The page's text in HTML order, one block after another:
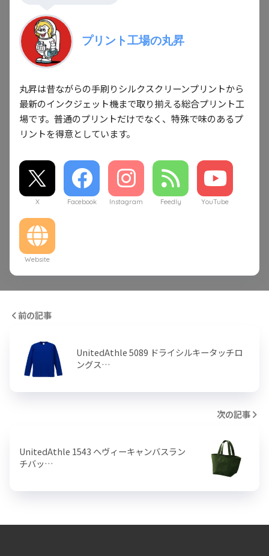
プリント工場の丸昇
丸昇は昔ながらの手刷りシルクスクリーンプリントから
最新のインクジェット機まで取り揃える総合プリント工
場です。普通のプリントだけでなく、特殊で味のあるプ
リントを得意としています。
X Facebook Instagram Feedly YouTube
Website
前の記事
UnitedAthle 5089 ドライシルキータッチロ
ングス…
次の記事
UnitedAthle 1543 ヘヴィーキャンバスラン
チバッ…